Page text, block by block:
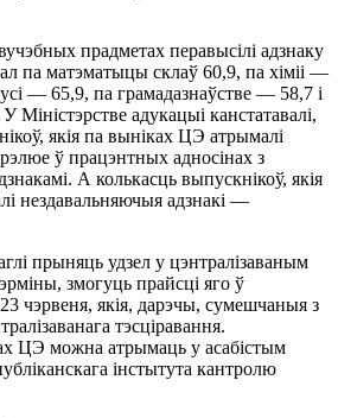
прадметах перавысілі адзнаку
па матэматыцы склаў 60,9, па хіміі —
— 65,9, па грамадазнаўстве — 58,7 і
Міністэрстве адукацыі канстатавалі,
якія па выніках ЦЭ атрымалі
ў працэнтных адносінах з
А колькасць выпускнікоў, якія
нездавальняючыя адзнакі —
прыняць удзел у цэнтралізаваным
змогуць прайсці яго ў
чэрвеня, якія, дарэчы, сумешчаныя з
тэсціравання.
ЦЭ можна атрымаць у асабістым
інстытута кантролю